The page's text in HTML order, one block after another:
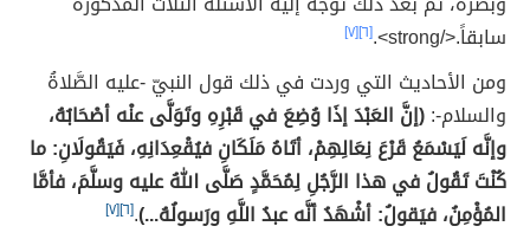
سابقاً.</strong>.
[٦] [٧]
ومن الأحاديث التي وردت في ذلك قول النبيّ -عليه الصَّلاةُ
والسلام-:(إنَّ العَبْدَ إذَا وُضِعَ في قَبْرِهِ وتَوَلَّى عنْه أصْحَابُهُ،
وإنَّه لَيَسْمَعُ قَرْعَ نِعَالِهِمْ، أتَاهُ مَلَكَانِ فيُقْعِدَانِهِ، فَيَقُولَانِ: ما
كُنْتَ تَقُولُ في هذا الرَّجُلِ لِمُحَمَّدٍ صَلَّى اللهُ عليه وسلَّمَ، فأمَّا
المُؤْمِنُ، فيَقولُ: أشْهَدُ أنَّه عبدُ اللَّهِ ورَسولُهُ...).[٦] [٧]